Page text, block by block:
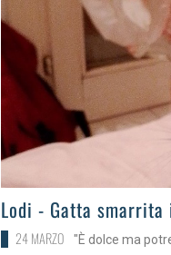
>Lodi - Gatta smarrita
24 MARZO "È dolce ma